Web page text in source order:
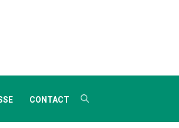
CONTACT